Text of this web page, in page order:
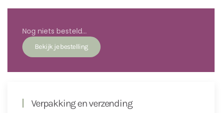
Nog niets besteld...
Verpakking en verzending